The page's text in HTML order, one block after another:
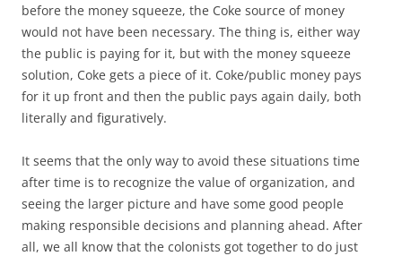
before the money squeeze, the Coke source of money
would not have been necessary. The thing is, either way
the public is paying for it, but with the money squeeze
solution, Coke gets a piece of it. Coke/public money pays
for it up front and then the public pays again daily, both
literally and figuratively.
It seems that the only way to avoid these situations time
after time is to recognize the value of organization, and
seeing the larger picture and have some good people
making responsible decisions and planning ahead. After
all, we all know that the colonists got together to do just